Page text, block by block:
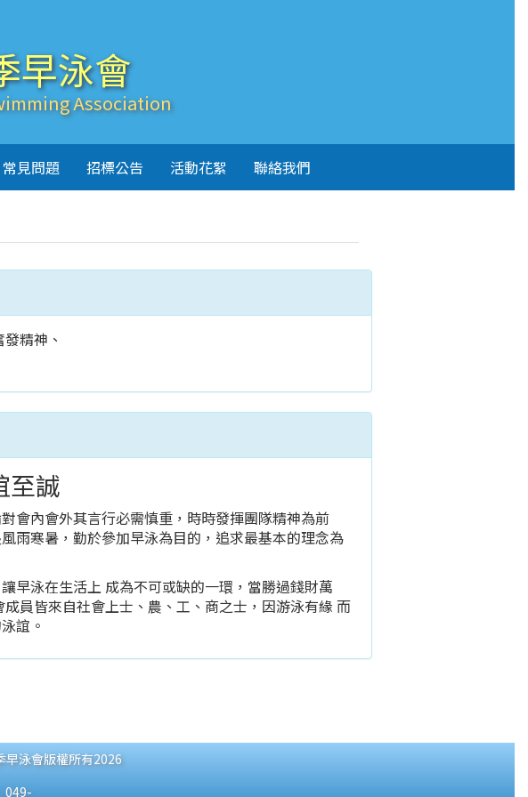
早泳會
Association
常見問題 招標公告 活動花絮 聯絡我們
精神、
至誠
會內會外其言行必需慎重，時時發揮團隊精神為前
雨寒暑，勤於參加早泳為目的，追求最基本的理念為
早泳在生活上 成為不可或缺的一環，當勝過錢財萬
員皆來自社會上士、農、工、商之士，因游泳有緣 而
誼。
早泳會版權所有2026
049-